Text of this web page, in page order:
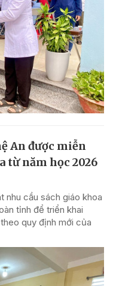
An được miễn
từ năm học 2026
nhu cầu sách giáo khoa
tỉnh để triển khai
quy định mới của